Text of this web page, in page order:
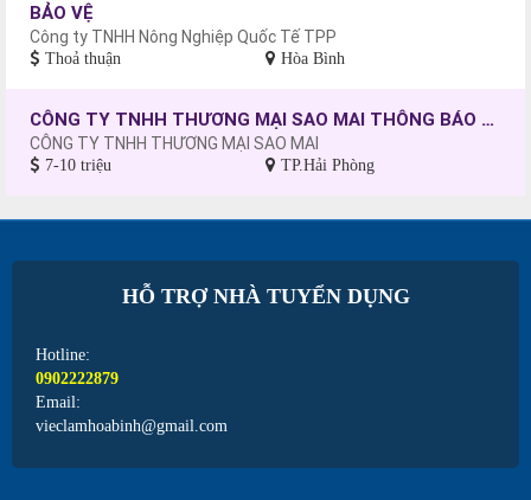
BẢO VỆ
Công ty TNHH Nông Nghiệp Quốc Tế TPP
Thoả thuận Hòa Bình
CÔNG TY TNHH THƯƠNG MẠI SAO MAI THÔNG BÁO TUYỂN DỤNG CÔNG NHÂN MAY, CHƯA CÓ TAY NGHỀ SẼ ĐƯỢC ĐÀO TẠO.
CÔNG TY TNHH THƯƠNG MẠI SAO MAI
7-10 triệu TP.Hải Phòng
HỖ TRỢ NHÀ TUYỂN DỤNG
Hotline:
0902222879
Email:
vieclamhoabinh@gmail.com